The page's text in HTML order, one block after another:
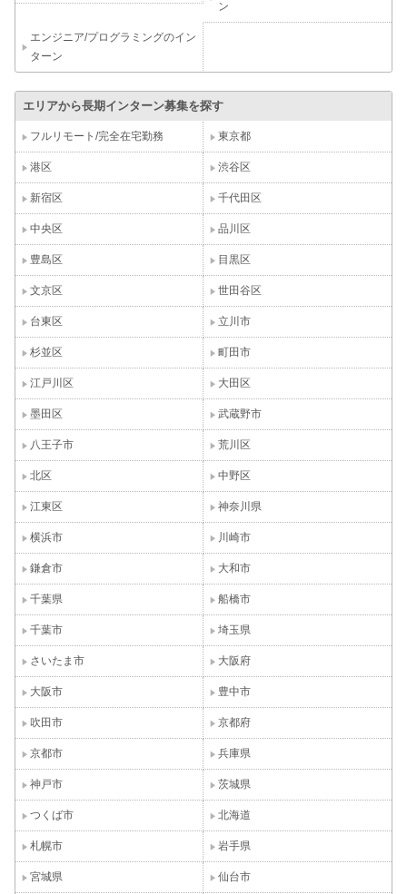
ン
エンジニア/プログラミングのイン
ターン
エリアから長期インターン募集を探す
フルリモート/完全在宅勤務 東京都
港区 渋谷区
新宿区 千代田区
中央区 品川区
豊島区 目黒区
文京区 世田谷区
台東区 立川市
杉並区 町田市
江戸川区 大田区
墨田区 武蔵野市
八王子市 荒川区
北区 中野区
江東区 神奈川県
横浜市 川崎市
鎌倉市 大和市
千葉県 船橋市
千葉市 埼玉県
さいたま市 大阪府
大阪市 豊中市
吹田市 京都府
京都市 兵庫県
神戸市 茨城県
つくば市 北海道
札幌市 岩手県
宮城県 仙台市